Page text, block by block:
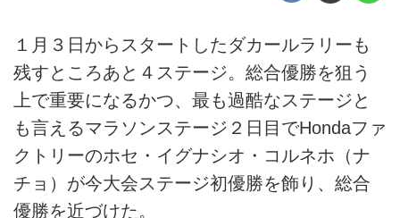
１月３日からスタートしたダカールラリーも
残すところあと４ステージ。総合優勝を狙う
上で重要になるかつ、最も過酷なステージと
も言えるマラソンステージ２日目でHondaファ
クトリーのホセ・イグナシオ・コルネホ（ナ
チョ）が今大会ステージ初優勝を飾り、総合
優勝を近づけた。